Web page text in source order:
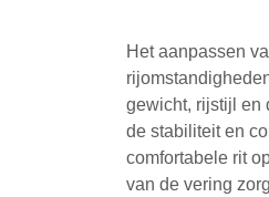
Het aanpassen
gewicht, rijstijl en
de stabiliteit en
comfortabele rit
van de vering